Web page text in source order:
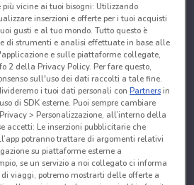
vicine ai tuoi bisogni: Utilizzando
inserzioni e offerte per i tuoi acquisti
gusti e al tuo mondo. Tutto questo è
di strumenti e analisi effettuate in base alle
e sulle piattaforme collegate,
2 della Privacy Policy. Per fare questo,
sull'uso dei dati raccolti a tale fine.
i tuoi dati personali conPartnersin
di SDK esterne. Puoi sempre cambiare
> Personalizzazione, all’interno della
accetti: Le inserzioni pubblicitarie che
potranno trattare di argomenti relativi
su piattaforme esterne a
se un servizio a noi collegato ci informa
viaggi, potremo mostrarti delle offerte a